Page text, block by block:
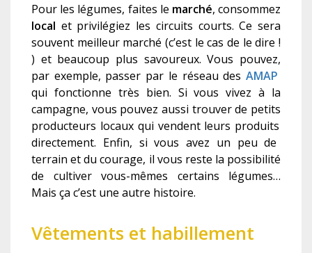
Pour les légumes, faites le marché, consommez
local et privilégiez les circuits courts.Ce sera
souvent meilleur marché(c’est le cas de le dire !
) et beaucoup plus savoureux.Vous pouvez,
par exemple, passer par le réseau des AMAP
qui fonctionne très bien. Si vous vivez à la
campagne, vous pouvez aussi trouver de petits
producteurs locaux qui vendent leurs produits
directement. Enfin, si vous avez un peu de
terrain et du courage, il vous reste la possibilité
de cultiver vous-mêmes certains légumes…
Mais ça c’est une autre histoire.
Vêtements et habillement